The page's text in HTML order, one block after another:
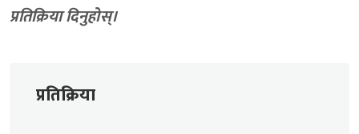
प्रतिक्रिया दिनुहोस्।
प्रतिक्रिया